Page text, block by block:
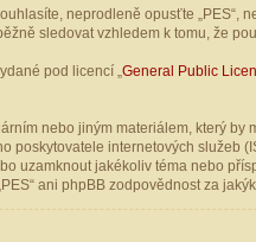
neprodleně opusťte
sledovat vzhledem k tomu, že
pod licencí „General Public
nebo jiným materiálem, který
poskytovatele internetových
uzamknout jakékoliv téma nebo
ani phpBB zodpovědnost za